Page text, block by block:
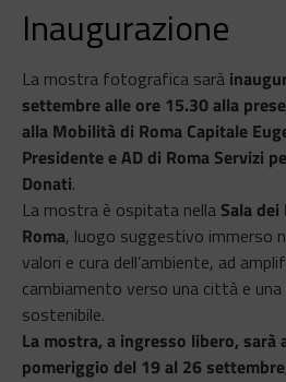
Inaugurazione
La mostra fotografica sarà
settembre alle ore 15.30 alla
alla Mobilità di Roma Capitale
Presidente e AD di Roma Servizi
Donati.
La mostra è ospitata nella Sala
Roma, luogo suggestivo immerso
valori e cura dell’ambiente, ad
cambiamento verso una città e
sostenibile.
La mostra, a ingresso libero, sarà
pomeriggio del 19 al 26